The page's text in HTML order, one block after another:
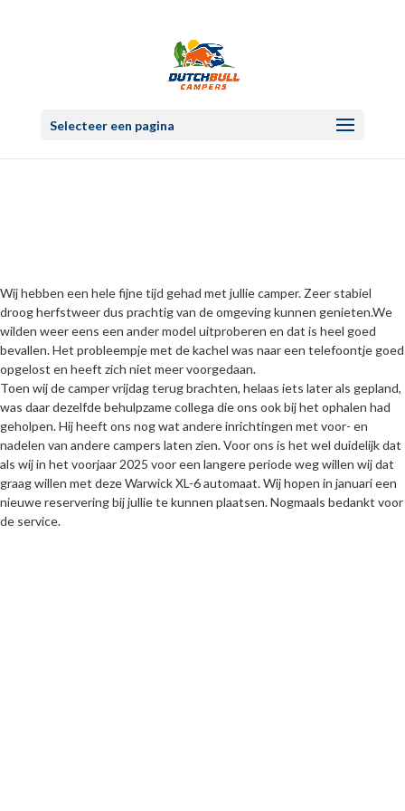
Selecteer een pagina
Wij hebben een hele fijne tijd gehad met jullie camper. Zeer stabiel
droog herfstweer dus prachtig van de omgeving kunnen genieten.We
wilden weer eens een ander model uitproberen en dat is heel goed
bevallen. Het probleempje met de kachel was naar een telefoontje goed
opgelost en heeft zich niet meer voorgedaan.
Toen wij de camper vrijdag terug brachten, helaas iets later als gepland,
was daar dezelfde behulpzame collega die ons ook bij het ophalen had
geholpen. Hij heeft ons nog wat andere inrichtingen met voor- en
nadelen van andere campers laten zien. Voor ons is het wel duidelijk dat
als wij in het voorjaar 2025 voor een langere periode weg willen wij dat
graag willen met deze Warwick XL-6 automaat. Wij hopen in januari een
nieuwe reservering bij jullie te kunnen plaatsen. Nogmaals bedankt voor
de service.